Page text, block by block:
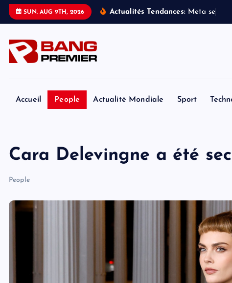
SUN. AUG 9TH, 2026 Actualités Tendances: Meta se
Accueil People Actualité Mondiale Sport
Cara Delevingne a été
People